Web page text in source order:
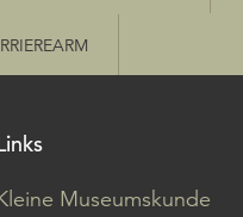
Museumskunde